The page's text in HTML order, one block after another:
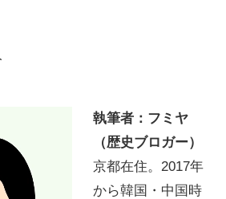
執筆者：フミヤ
（歴史ブロガー）
京都在住。2017年
から韓国・中国時